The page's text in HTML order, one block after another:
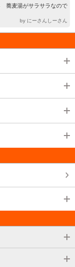
蕎麦湯がサラサラなので
by にーさんしーさん